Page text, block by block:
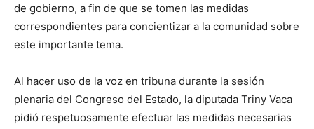
de gobierno, a fin de que se tomen las medidas
correspondientes para concientizar a la comunidad sobre
este importante tema.
Al hacer uso de la voz en tribuna durante la sesión
plenaria del Congreso del Estado, la diputada Triny Vaca
pidió respetuosamente efectuar las medidas necesarias